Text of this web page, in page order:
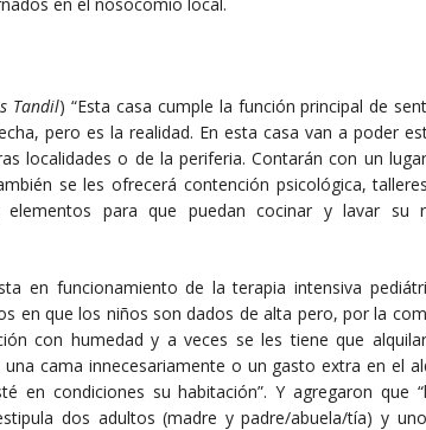
Tandil) “Esta casa cumple la función principal de
pero es la realidad. En esta casa van a poder
localidades o de la periferia. Contarán con un
se les ofrecerá contención psicológica,
para que puedan cocinar y lavar su
en funcionamiento de la terapia intensiva
en que los niños son dados de alta pero, por la
con humedad y a veces se les tiene que
cama innecesariamente o un gasto extra en el
en condiciones su habitación”. Y agregaron que
dos adultos (madre y padre/abuela/tía) y